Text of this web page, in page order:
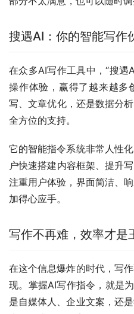
搜遇AI：你的智能写作
在众多AI写作工具中，“搜遇
操作体验，赢得了越来越多
写、文章优化，还是数据分
全方位的支持。
它的智能指令系统非常人性
户快速搭建内容框架、提升
注重用户体验，界面简洁、
加得心应手。
写作不再难，效率才是
在这个信息爆炸的时代，写
现。掌握AI写作指令，就是
是自媒体人、企业文案，还